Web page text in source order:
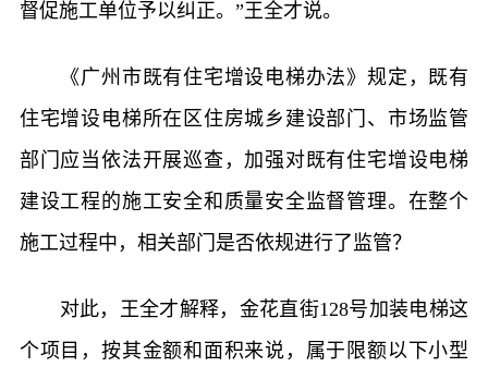
督促施工单位予以纠正。”王全才说。
《广州市既有住宅增设电梯办法》规定，既有
住宅增设电梯所在区住房城乡建设部门、市场监管
部门应当依法开展巡查，加强对既有住宅增设电梯
建设工程的施工安全和质量安全监督管理。在整个
施工过程中，相关部门是否依规进行了监管？
对此，王全才解释，金花直街128号加装电梯这
个项目，按其金额和面积来说，属于限额以下小型